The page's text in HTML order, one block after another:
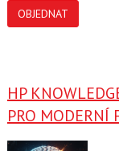
OBJEDNAT
HP
PRO MODERNÍ